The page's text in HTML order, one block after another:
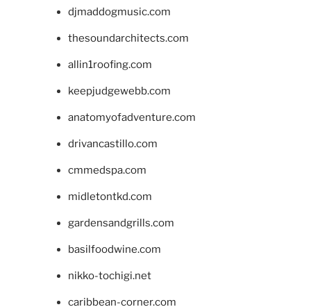
djmaddogmusic.com
thesoundarchitects.com
allin1roofing.com
keepjudgewebb.com
anatomyofadventure.com
drivancastillo.com
cmmedspa.com
midletontkd.com
gardensandgrills.com
basilfoodwine.com
nikko-tochigi.net
caribbean-corner.com